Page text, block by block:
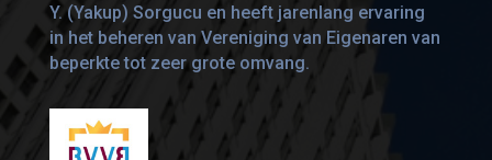
Y. (Yakup) Sorgucu en heeft jarenlang ervaring
in het beheren van Vereniging van Eigenaren van
beperkte tot zeer grote omvang.